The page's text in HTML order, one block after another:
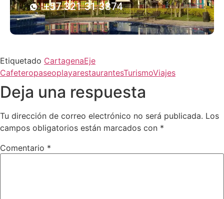
+57 321 31 3874
Etiquetado CartagenaEje
CafeteropaseoplayarestaurantesTurismoViajes
Deja una respuesta
Tu dirección de correo electrónico no será publicada. Los
campos obligatorios están marcados con *
Comentario *